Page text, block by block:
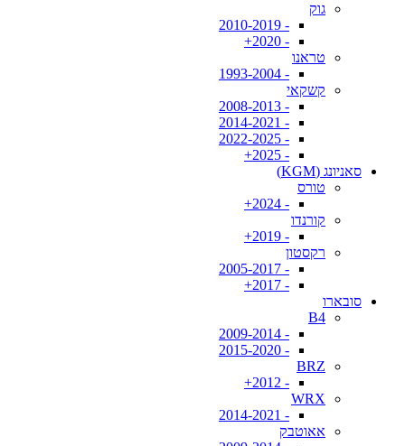
גוק
- 2010-2019
- 2020+
טראנו
- 1993-2004
קשקאי
- 2008-2013
- 2014-2021
- 2022-2025
- 2025+
סאניונג (KGM)
טורס
- 2024+
קורנדו
- 2019+
רקסטון
- 2005-2017
- 2017+
סובארו
B4
- 2009-2014
- 2015-2020
BRZ
- 2012+
WRX
- 2014-2021
אאוטבק